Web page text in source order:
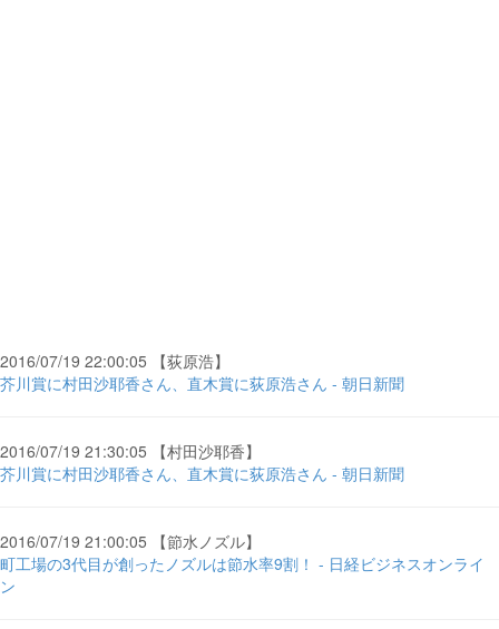
2016/07/19 22:00:05 【荻原浩】
芥川賞に村田沙耶香さん、直木賞に荻原浩さん - 朝日新聞
2016/07/19 21:30:05 【村田沙耶香】
芥川賞に村田沙耶香さん、直木賞に荻原浩さん - 朝日新聞
2016/07/19 21:00:05 【節水ノズル】
町工場の3代目が創ったノズルは節水率9割！ - 日経ビジネスオンライ
ン